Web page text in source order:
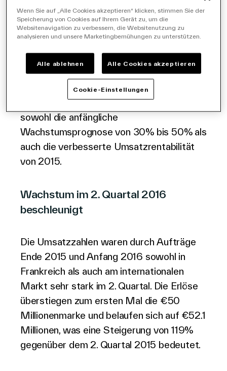
Halbjahresergebnis wenn auch unter dem
Rekord von € 100 Millionen
Auftragseingang im ersten Halbjahr 2015.
Diverse neue Aufträge wurden in den
letzten sechs Monaten unterzeichnet.
Die Vorschau auf das 2. Halbjahr bestärkt
sowohl die anfängliche
Wachstumsprognose von 30% bis 50% als
auch die verbesserte Umsatzrentabilität
von 2015.
Wachstum im 2. Quartal 2016
beschleunigt
Die Umsatzzahlen waren durch Aufträge
Ende 2015 und Anfang 2016 sowohl in
Frankreich als auch am internationalen
Markt sehr stark im 2. Quartal. Die Erlöse
überstiegen zum ersten Mal die €50
Millionenmarke und belaufen sich auf €52.1
Millionen, was eine Steigerung von 119%
gegenüber dem 2. Quartal 2015 bedeutet.
Wenn Sie auf „Alle Cookies akzeptieren“ klicken, stimmen Sie der
Speicherung von Cookies auf Ihrem Gerät zu, um die
Websitenavigation zu verbessern, die Websitenutzung zu
analysieren und unsere Marketingbemühungen zu unterstützen.
Alle ablehnen Alle Cookies akzeptieren
Cookie-Einstellungen